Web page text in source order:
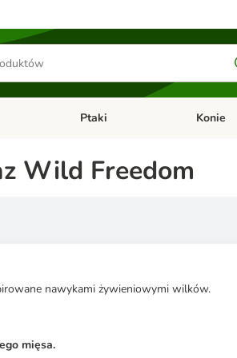
Małe zwierzętaOtwórz menu kategorii:
Ptaki Otwórz
Konie
Wild Freedom
nawykami żywieniowymi wilków.
mięsa.